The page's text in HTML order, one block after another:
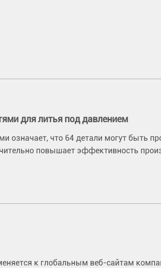
для литья под давлением
означает, что 64 детали могут быть
повышает эффективность
к глобальным веб-сайтам